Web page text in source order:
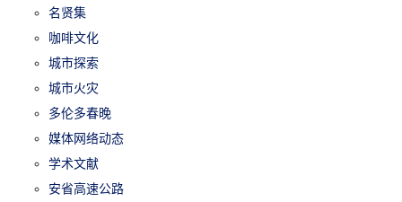
名贤集
咖啡文化
城市探索
城市火灾
多伦多春晚
媒体网络动态
学术文献
安省高速公路